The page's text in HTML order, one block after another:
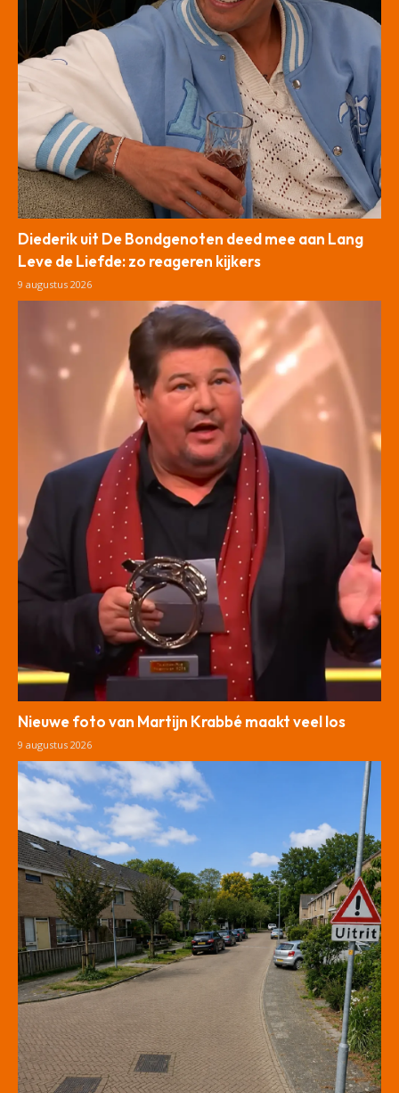
Diederik uit De Bondgenoten deed mee aan Lang
Leve de Liefde: zo reageren kijkers
9 augustus 2026
Nieuwe foto van Martijn Krabbé maakt veel los
9 augustus 2026